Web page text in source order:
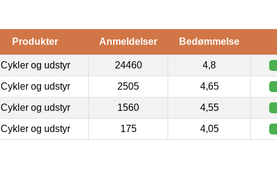
Produkter Anmeldelser Bedømmelse
Cykler og udstyr 24460 4,8
Cykler og udstyr 2505 4,65
Cykler og udstyr 1560 4,55
Cykler og udstyr 175 4,05